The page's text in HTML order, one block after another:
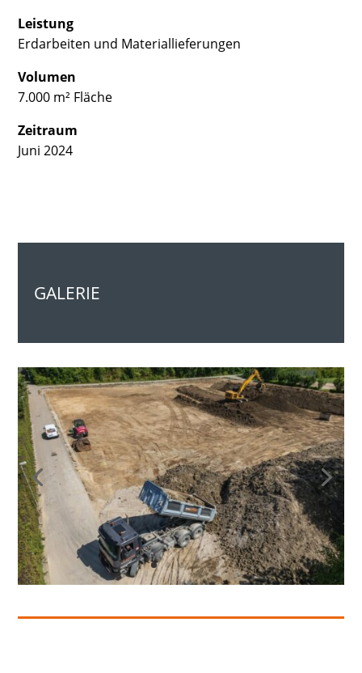
Leistung
Erdarbeiten und Materiallieferungen
Volumen
7.000 m² Fläche
Zeitraum
Juni 2024
GALERIE